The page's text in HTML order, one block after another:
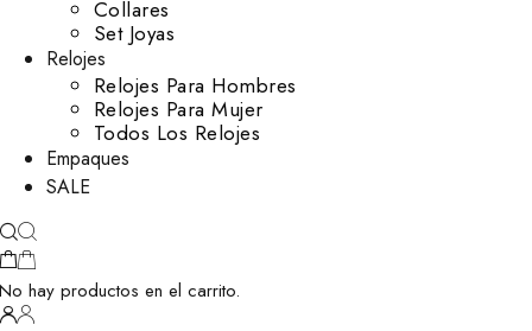
Collares
Set Joyas
Relojes
Relojes Para Hombres
Relojes Para Mujer
Todos Los Relojes
Empaques
SALE
hay productos en el carrito.